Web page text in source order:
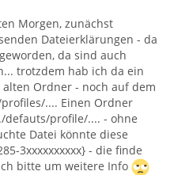
Morgen, zunächst
Dateierklärungen - da
da sind auch
trotzdem hab ich da ein
Ordner - noch auf dem
.... Einen Ordner
profile/.... - ohne
Datei könnte diese
3xxxxxxxxxx} - die finde
bitte um weitere Info